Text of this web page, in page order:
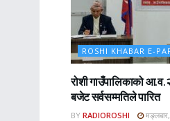
ROSHI KHABAR E-
रोशी गाउँपालिकाको
बजेट सर्वसम्मतिले पारित
BY RADIOROSHI